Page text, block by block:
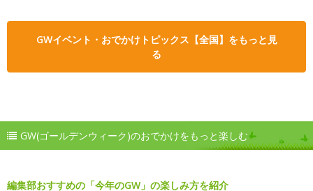
GWイベント・おでかけトピックス【全国】をもっと見
る
GW(ゴールデンウィーク)のおでかけをもっと楽しむ
編集部おすすめの「今年のGW」の楽しみ方を紹介